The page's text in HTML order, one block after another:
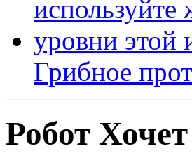
Грибное
Робот